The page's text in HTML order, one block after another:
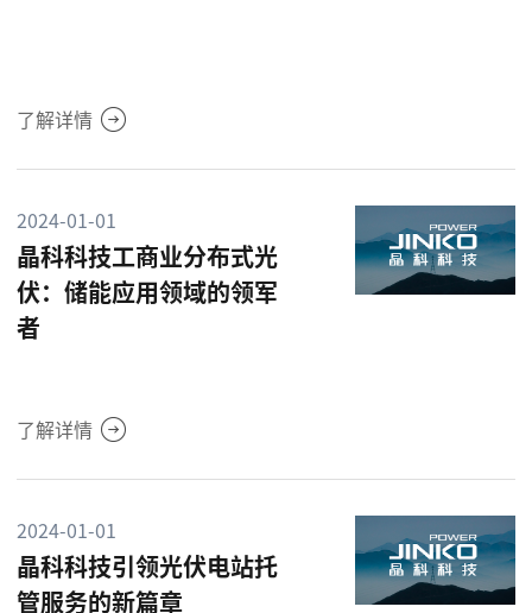
了解详情
2024-01-01
晶科科技工商业分布式光
伏：储能应用领域的领军
者
了解详情
2024-01-01
晶科科技引领光伏电站托
管服务的新篇章